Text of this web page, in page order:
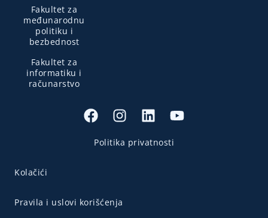
Fakultet za
međunarodnu
politiku i
bezbednost
Fakultet za
informatiku i
računarstvo
Politika privatnosti
Kolačići
Pravila i uslovi korišćenja